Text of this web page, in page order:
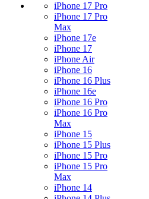
iPhone 17 Pro
iPhone 17 Pro
Max
iPhone 17e
iPhone 17
iPhone Air
iPhone 16
iPhone 16 Plus
iPhone 16e
iPhone 16 Pro
iPhone 16 Pro
Max
iPhone 15
iPhone 15 Plus
iPhone 15 Pro
iPhone 15 Pro
Max
iPhone 14